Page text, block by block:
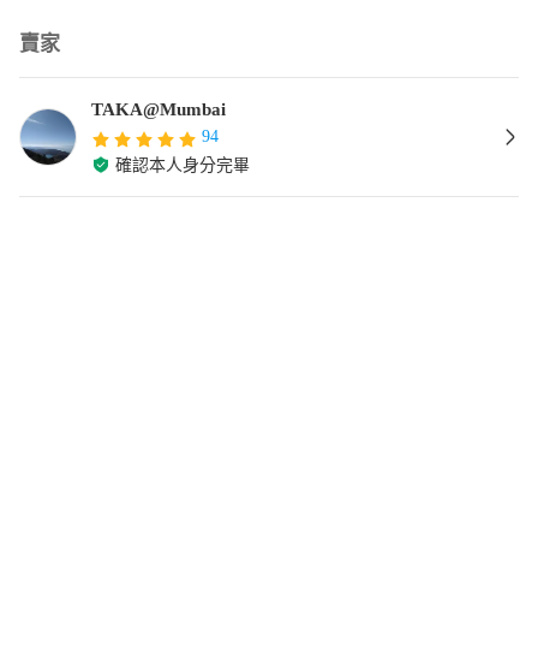
賣家
TAKA@Mumbai
94
確認本人身分完畢